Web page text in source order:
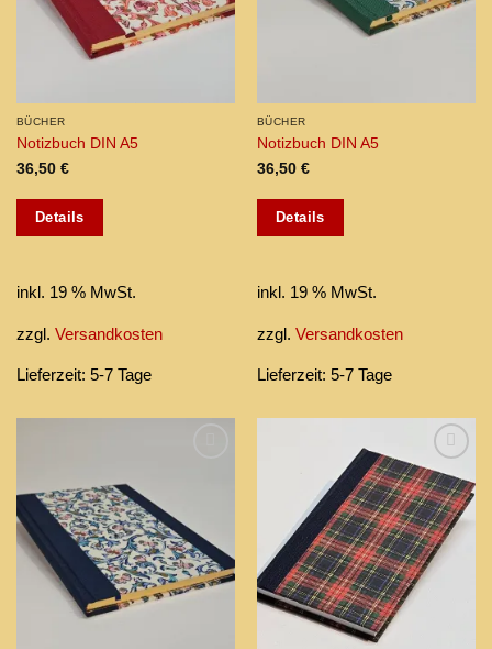
BÜCHER
Notizbuch DIN A5
36,50 €
Details
inkl. 19 % MwSt.
zzgl. Versandkosten
Lieferzeit: 5-7 Tage
BÜCHER
Notizbuch DIN A5
36,50 €
Details
inkl. 19 % MwSt.
zzgl. Versandkosten
Lieferzeit: 5-7 Tage
Add to
wishlist